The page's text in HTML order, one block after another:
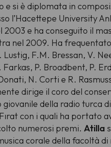
e si è diplomata in
l’Hacettepe University
2003 e ha conseguito il
nel 2009. Ha
F.M. Bressan, V.
P. Broadbent, P.
N. Corti e R.
dirige il coro del
della radio turca
con i quali ha portato
numerosi premi. Atilla
corale della facoltà di